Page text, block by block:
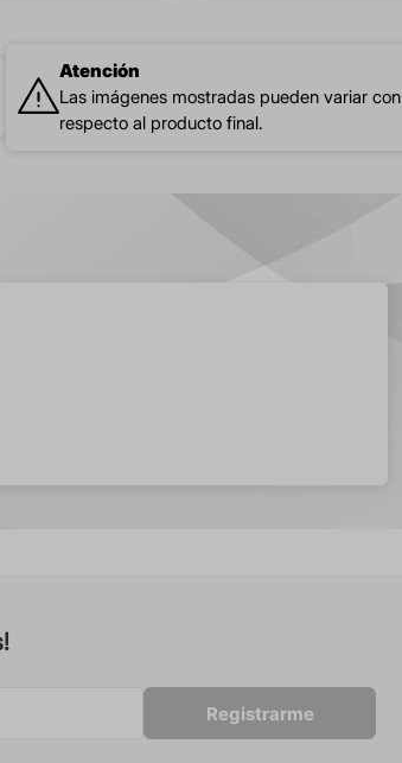
Atención
Las imágenes mostradas pueden variar con
respecto al producto final.
Registrarme